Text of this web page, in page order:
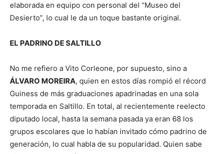
elaborada en equipo con personal del “Museo del
Desierto”, lo cual le da un toque bastante original.
EL PADRINO DE SALTILLO
No me refiero a Vito Corleone, por supuesto, sino a
ÁLVARO MOREIRA, quien en estos días rompió el récord
Guiness de más graduaciones apadrinadas en una sola
temporada en Saltillo. En total, al recientemente reelecto
diputado local, hasta la semana pasada ya eran 68 los
grupos escolares que lo habían invitado cómo padrino de
generación, lo cual habla de su popularidad. Quien sabe